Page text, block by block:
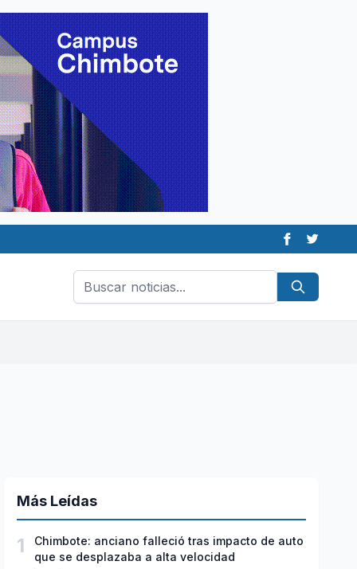
Más Leídas
1
Chimbote: anciano falleció tras impacto de auto
que se desplazaba a alta velocidad